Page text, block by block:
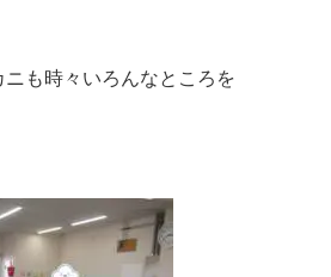
も時々いろんなところを